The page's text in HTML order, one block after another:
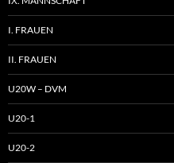
I. FRAUEN
II. FRAUEN
U20W – DVM
U20-1
U20-2